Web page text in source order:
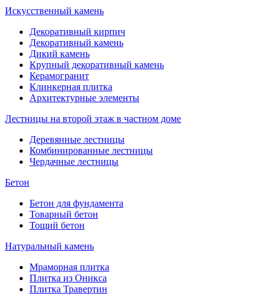
Искусственный камень
Декоративный кирпич
Декоративный камень
Дикий камень
Крупный декоративный камень
Керамогранит
Клинкерная плитка
Архитектурные элементы
Лестницы на второй этаж в частном доме
Деревянные лестницы
Комбинированные лестницы
Чердачные лестницы
Бетон
Бетон для фундамента
Товарный бетон
Тощий бетон
Натуральный камень
Мраморная плитка
Плитка из Оникса
Плитка Травертин